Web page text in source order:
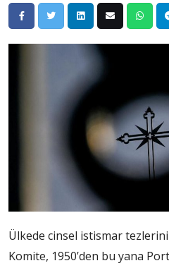
Ülkede cinsel istismar
Komite, 1950’den bu yana